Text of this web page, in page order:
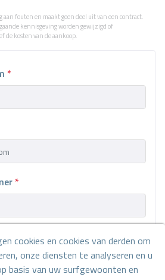
fouten en maakt geen deel uit van een contract.
kennisgeving worden gewijzigd of
de kosten van de aankoop.
*
*
cookies en cookies van derden om
onze diensten te analyseren en u
basis van uw surfgewoonten en